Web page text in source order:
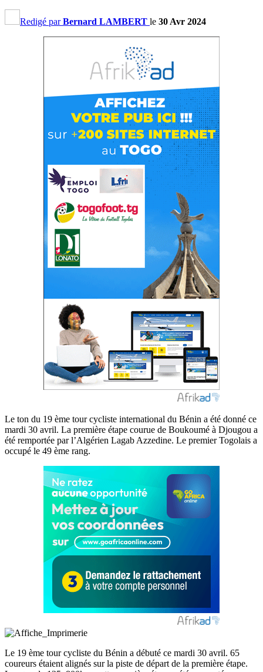
Redigé parBernard LAMBERT le 30 Avr 2024
Le ton du 19 ème tour cycliste international du Bénin a été donné ce
mardi 30 avril. La première étape courue de Boukoumé à Djougou a
été remportée par l’Algérien Lagab Azzedine. Le premier Togolais a
occupé le 49 ème rang.
Le 19 ème tour cycliste du Bénin a débuté ce mardi 30 avril. 65
coureurs étaient alignés sur la piste de départ de la première étape.